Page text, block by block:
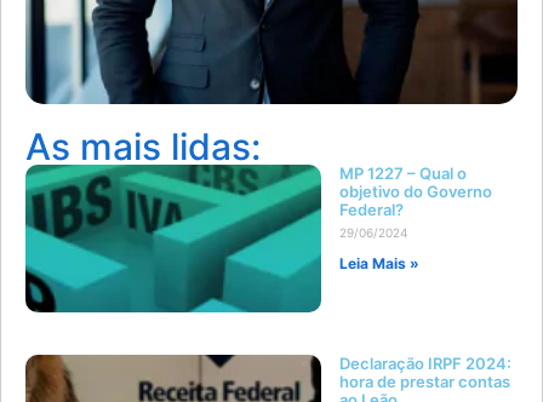
As mais lidas:
MP 1227 – Qual o
objetivo do Governo
Federal?
29/06/2024
Leia Mais »
Declaração IRPF 2024:
hora de prestar contas